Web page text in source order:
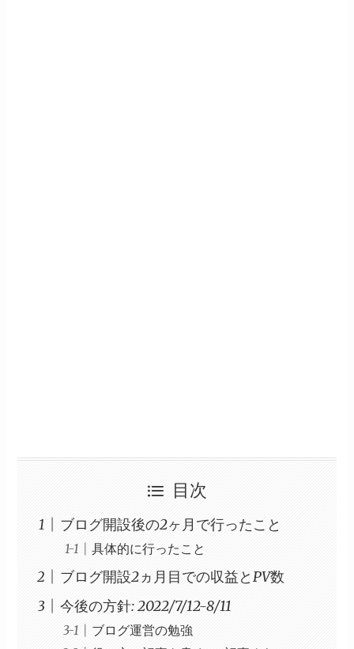
目次
ブログ開設後の2ヶ月で行ったこと
具体的に行ったこと
ブログ開設2ヵ月目での収益とPV数
今後の方針: 2022/7/12-8/11
ブログ運営の勉強